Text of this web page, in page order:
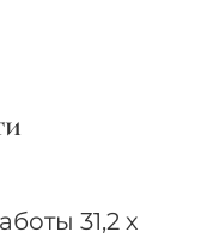
31,2 х